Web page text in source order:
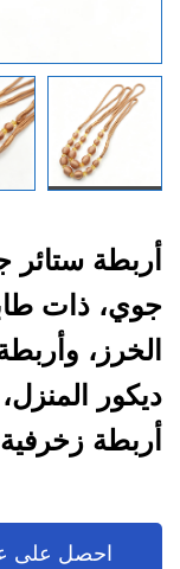
أربطة
جوي، ذات
الخرز،
ديكور
أربطة
المعيشة،
احصل على